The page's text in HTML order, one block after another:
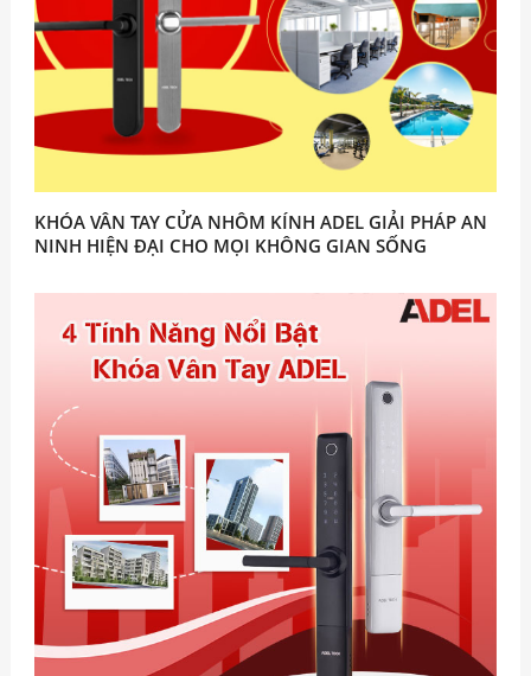
KHÓA VÂN TAY CỬA NHÔM KÍNH ADEL GIẢI PHÁP AN
NINH HIỆN ĐẠI CHO MỌI KHÔNG GIAN SỐNG